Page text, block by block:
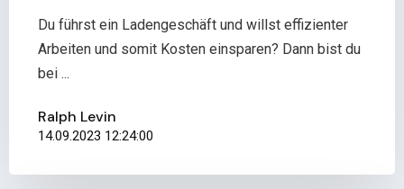
Du führst ein Ladengeschäft und willst effizienter
Arbeiten und somit Kosten einsparen? Dann bist du
bei ...
Ralph Levin
14.09.2023 12:24:00